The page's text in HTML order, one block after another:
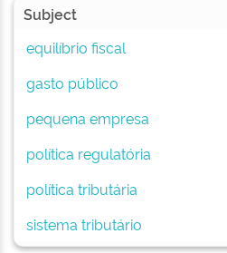
Subject
equilíbrio fiscal
gasto público
pequena empresa
política regulatória
política tributária
sistema tributário